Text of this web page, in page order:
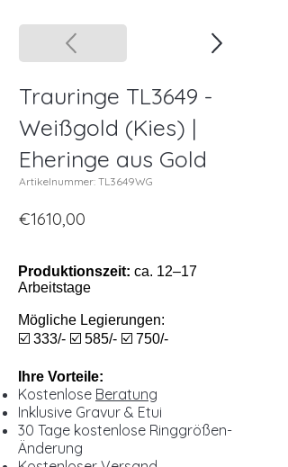
Trauringe TL3649 -
Weißgold (Kies) |
Eheringe aus Gold
Artikelnummer: TL3649WG
€1610,00
Produktionszeit: ca. 12–17
Arbeitstage
Mögliche Legierungen:
☑️ 333/- ☑️ 585/- ☑️ 750/-
Ihre Vorteile:
Kostenlose Beratung
Inklusive Gravur & Etui
30 Tage kostenlose Ringgrößen-
Änderung